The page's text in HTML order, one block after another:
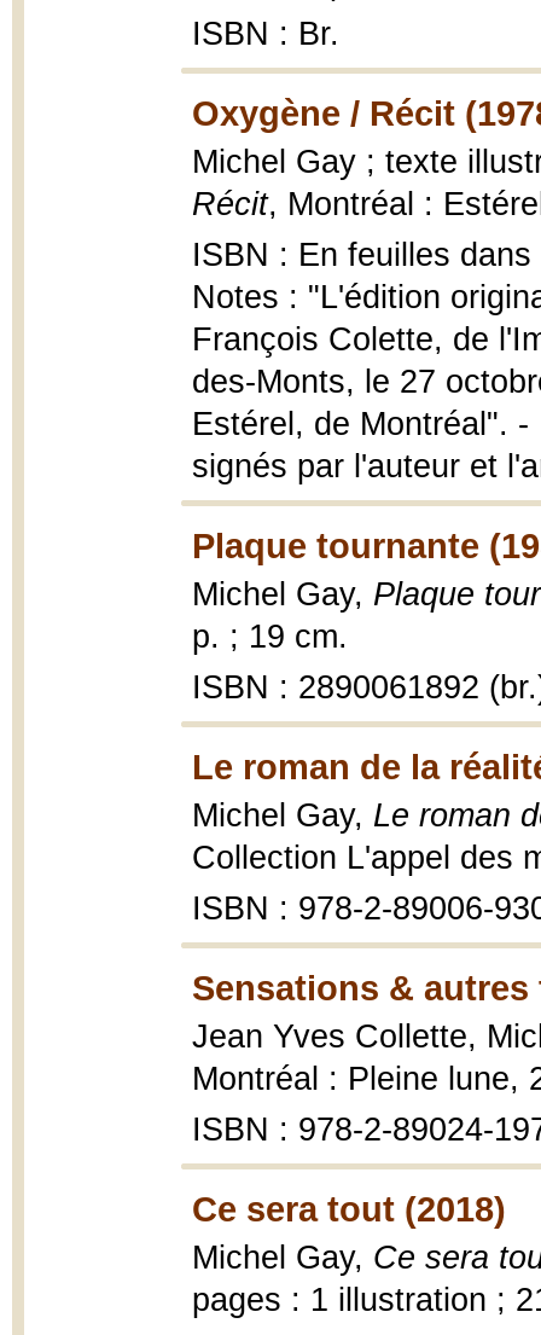
ISBN : Br.
Oxygène / Récit
Michel Gay ; texte
Récit, Montréal :
ISBN : En feuilles
Notes : "L'édition
François Colette, de
des-Monts, le 27
Estérel, de Montréal".
signés par l'auteur et
Plaque tournante
Michel Gay, Plaque
p. ; 19 cm.
ISBN : 2890061892
Le roman de la
Michel Gay, Le roman
Collection L'appel des
ISBN : 978-2-89006-
Sensations & autres
Jean Yves Collette,
Montréal : Pleine lune,
ISBN : 978-2-89024-
Ce sera tout (2018)
Michel Gay, Ce sera
pages : 1 illustration ;